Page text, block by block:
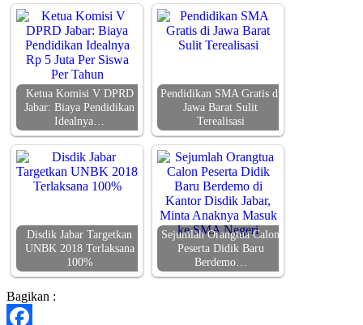
Ketua Komisi V DPRD
Jabar: Biaya Pendidikan
Idealnya…
Pendidikan SMA Gratis di
Jawa Barat Sulit
Terealisasi
Disdik Jabar Targetkan
UNBK 2018 Terlaksana
100%
Sejumlah Orangtua Calon
Peserta Didik Baru
Berdemo…
Bagikan :